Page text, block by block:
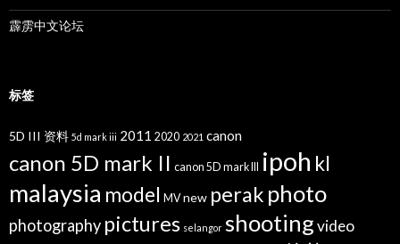
霹雳中文论坛
标签
5D III 资料 5d mark iii 2011 2020 2021 canon
canon 5D mark II canon 5D mark III ipoh kl
malaysia model MV new perak photo
photography pictures selangor shootingvideo